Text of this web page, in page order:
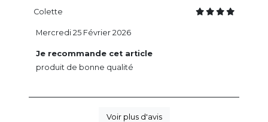
Colette
Je recommande cet article
produit de bonne qualité
Mercredi 25 Février 2026
Voir plus d'avis